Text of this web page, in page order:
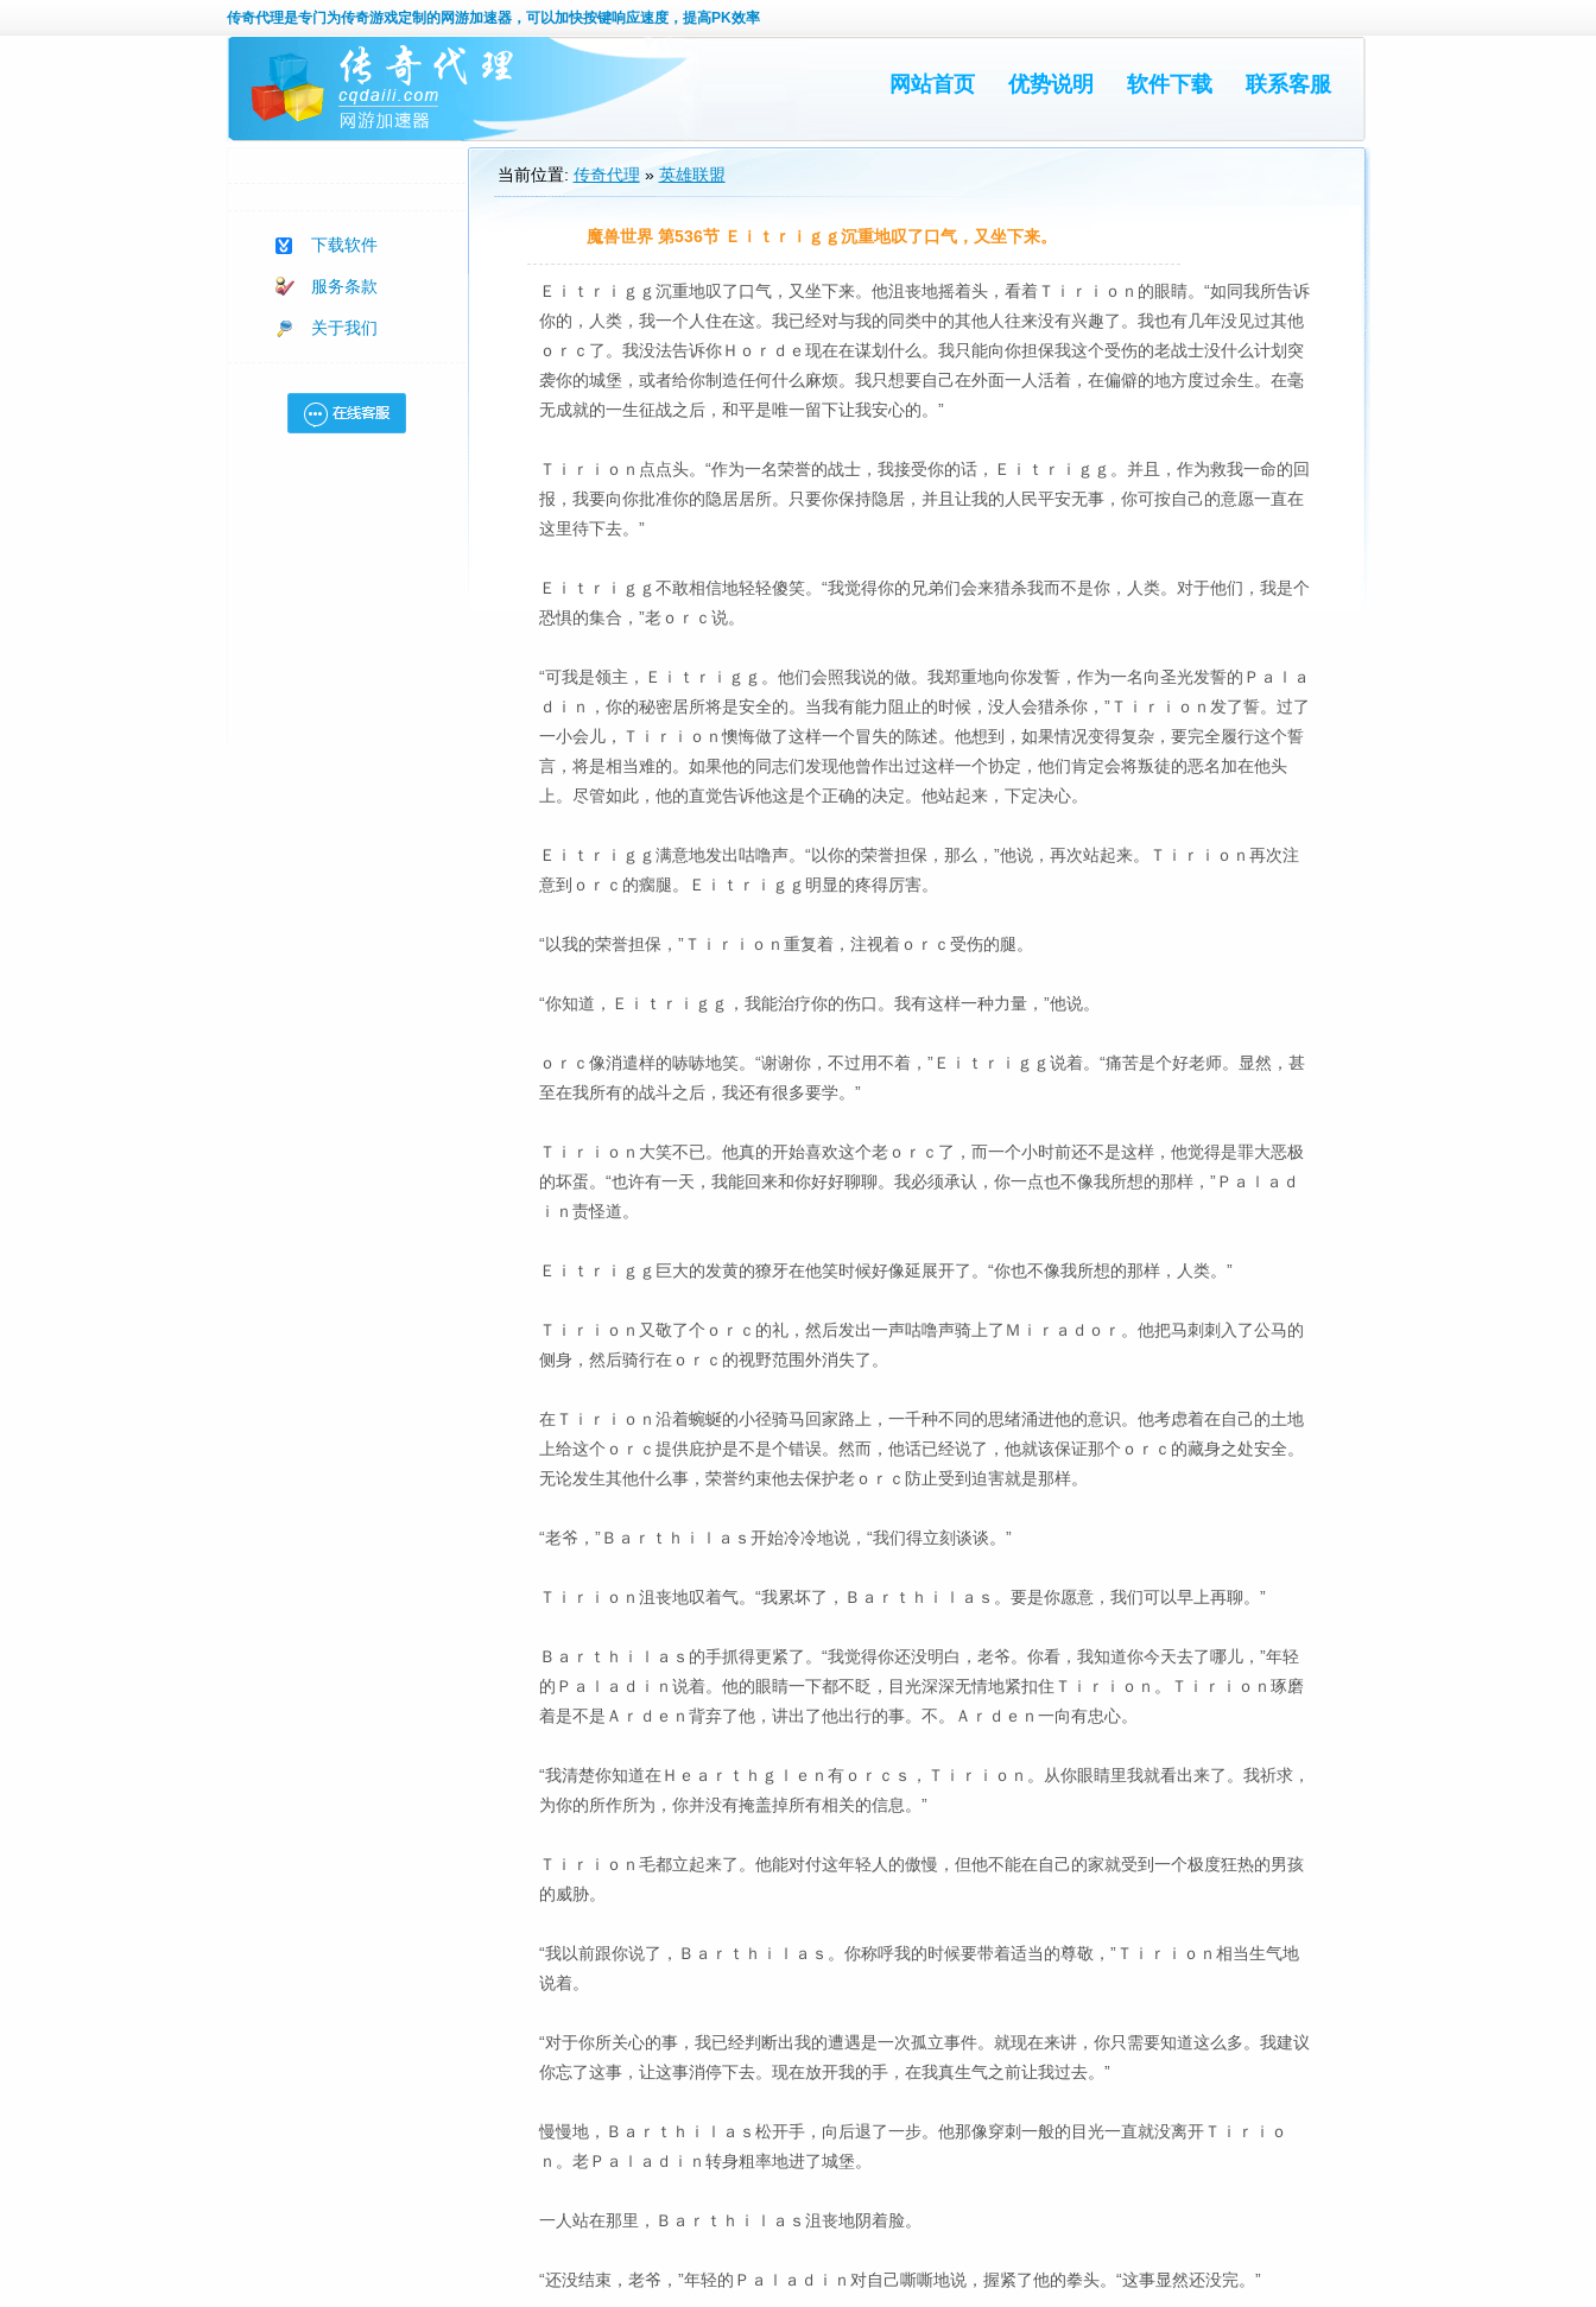
传奇代理是专门为传奇游戏定制的网游加速器，可以加快按键响应速度，提高PK效率
网站首页 优势说明 软件下载 联系客服
下载软件
服务条款
关于我们
当前位置: 传奇代理 » 英雄联盟
魔兽世界 第536节 Ｅｉｔｒｉｇｇ沉重地叹了口气，又坐下来。
Ｅｉｔｒｉｇｇ沉重地叹了口气，又坐下来。他沮丧地摇着头，看着Ｔｉｒｉｏｎ的眼睛。“如同我所告诉
你的，人类，我一个人住在这。我已经对与我的同类中的其他人往来没有兴趣了。我也有几年没见过其他
ｏｒｃ了。我没法告诉你Ｈｏｒｄｅ现在在谋划什么。我只能向你担保我这个受伤的老战士没什么计划突
袭你的城堡，或者给你制造任何什么麻烦。我只想要自己在外面一人活着，在偏僻的地方度过余生。在毫
无成就的一生征战之后，和平是唯一留下让我安心的。”
Ｔｉｒｉｏｎ点点头。“作为一名荣誉的战士，我接受你的话，Ｅｉｔｒｉｇｇ。并且，作为救我一命的回
报，我要向你批准你的隐居居所。只要你保持隐居，并且让我的人民平安无事，你可按自己的意愿一直在
这里待下去。”
Ｅｉｔｒｉｇｇ不敢相信地轻轻傻笑。“我觉得你的兄弟们会来猎杀我而不是你，人类。对于他们，我是个
恐惧的集合，”老ｏｒｃ说。
“可我是领主，Ｅｉｔｒｉｇｇ。他们会照我说的做。我郑重地向你发誓，作为一名向圣光发誓的Ｐａｌａ
ｄｉｎ，你的秘密居所将是安全的。当我有能力阻止的时候，没人会猎杀你，”Ｔｉｒｉｏｎ发了誓。过了
一小会儿，Ｔｉｒｉｏｎ懊悔做了这样一个冒失的陈述。他想到，如果情况变得复杂，要完全履行这个誓
言，将是相当难的。如果他的同志们发现他曾作出过这样一个协定，他们肯定会将叛徒的恶名加在他头
上。尽管如此，他的直觉告诉他这是个正确的决定。他站起来，下定决心。
Ｅｉｔｒｉｇｇ满意地发出咕噜声。“以你的荣誉担保，那么，”他说，再次站起来。Ｔｉｒｉｏｎ再次注
意到ｏｒｃ的瘸腿。Ｅｉｔｒｉｇｇ明显的疼得厉害。
“以我的荣誉担保，”Ｔｉｒｉｏｎ重复着，注视着ｏｒｃ受伤的腿。
“你知道，Ｅｉｔｒｉｇｇ，我能治疗你的伤口。我有这样一种力量，”他说。
ｏｒｃ像消遣样的哧哧地笑。“谢谢你，不过用不着，”Ｅｉｔｒｉｇｇ说着。“痛苦是个好老师。显然，甚
至在我所有的战斗之后，我还有很多要学。”
Ｔｉｒｉｏｎ大笑不已。他真的开始喜欢这个老ｏｒｃ了，而一个小时前还不是这样，他觉得是罪大恶极
的坏蛋。“也许有一天，我能回来和你好好聊聊。我必须承认，你一点也不像我所想的那样，”Ｐａｌａｄ
ｉｎ责怪道。
Ｅｉｔｒｉｇｇ巨大的发黄的獠牙在他笑时候好像延展开了。“你也不像我所想的那样，人类。”
Ｔｉｒｉｏｎ又敬了个ｏｒｃ的礼，然后发出一声咕噜声骑上了Ｍｉｒａｄｏｒ。他把马刺刺入了公马的
侧身，然后骑行在ｏｒｃ的视野范围外消失了。
在Ｔｉｒｉｏｎ沿着蜿蜒的小径骑马回家路上，一千种不同的思绪涌进他的意识。他考虑着在自己的土地
上给这个ｏｒｃ提供庇护是不是个错误。然而，他话已经说了，他就该保证那个ｏｒｃ的藏身之处安全。
无论发生其他什么事，荣誉约束他去保护老ｏｒｃ防止受到迫害就是那样。
“老爷，”Ｂａｒｔｈｉｌａｓ开始冷冷地说，“我们得立刻谈谈。”
Ｔｉｒｉｏｎ沮丧地叹着气。“我累坏了，Ｂａｒｔｈｉｌａｓ。要是你愿意，我们可以早上再聊。”
Ｂａｒｔｈｉｌａｓ的手抓得更紧了。“我觉得你还没明白，老爷。你看，我知道你今天去了哪儿，”年轻
的Ｐａｌａｄｉｎ说着。他的眼睛一下都不眨，目光深深无情地紧扣住Ｔｉｒｉｏｎ。Ｔｉｒｉｏｎ琢磨
着是不是Ａｒｄｅｎ背弃了他，讲出了他出行的事。不。Ａｒｄｅｎ一向有忠心。
“我清楚你知道在Ｈｅａｒｔｈｇｌｅｎ有ｏｒｃｓ，Ｔｉｒｉｏｎ。从你眼睛里我就看出来了。我祈求，
为你的所作所为，你并没有掩盖掉所有相关的信息。”
Ｔｉｒｉｏｎ毛都立起来了。他能对付这年轻人的傲慢，但他不能在自己的家就受到一个极度狂热的男孩
的威胁。
“我以前跟你说了，Ｂａｒｔｈｉｌａｓ。你称呼我的时候要带着适当的尊敬，”Ｔｉｒｉｏｎ相当生气地
说着。
“对于你所关心的事，我已经判断出我的遭遇是一次孤立事件。就现在来讲，你只需要知道这么多。我建议
你忘了这事，让这事消停下去。现在放开我的手，在我真生气之前让我过去。”
慢慢地，Ｂａｒｔｈｉｌａｓ松开手，向后退了一步。他那像穿刺一般的目光一直就没离开Ｔｉｒｉｏ
ｎ。老Ｐａｌａｄｉｎ转身粗率地进了城堡。
一人站在那里，Ｂａｒｔｈｉｌａｓ沮丧地阴着脸。
“还没结束，老爷，”年轻的Ｐａｌａｄｉｎ对自己嘶嘶地说，握紧了他的拳头。“这事显然还没完。”